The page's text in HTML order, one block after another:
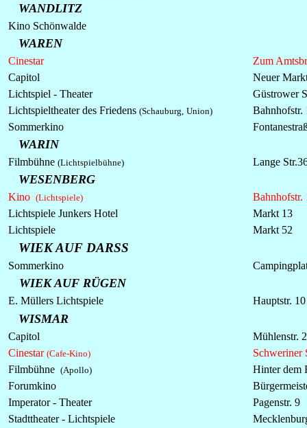
WANDLITZ
Kino Schönwalde
WAREN
Cinestar
Zum
Capitol
Neuer
Lichtspiel - Theater
Güstrower
Lichtspieltheater des Friedens (Schauburg, Union)
Bahnhofstr.
Sommerkino
WARIN
Filmbühne (Lichtspielbühne) Lange
WESENBERG
Kino (Lichtspiele)
Bahnhofstr.
Lichtspiele Junkers Hotel
Markt 13
Lichtspiele
Markt 52
WIEK AUF DARSS
Sommerkino
WIEK AUF RÜGEN
E. Müllers Lichtspiele Hauptstr.
WISMAR
Capitol
Mühlenstr.
Cinestar (Cafe-Kino)
Schweriner
Filmbühne (Apollo)
Hinter dem
Forumkino
Imperator - Theater
Pagenstr. 9
Stadttheater - Lichtspiele